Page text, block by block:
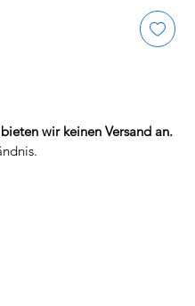
wir keinen Versand an.